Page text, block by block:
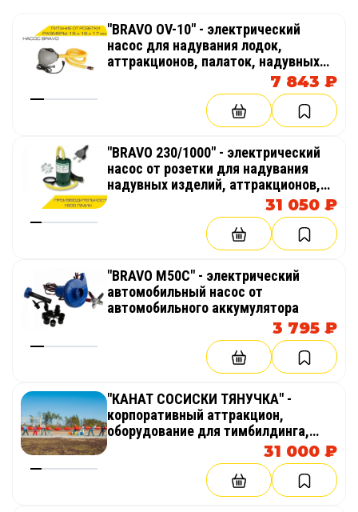
"BRAVO OV-10" - электрический
насос для надувания лодок,
аттракционов, палаток, надувных
7 843 ₽
"BRAVO 230/1000" - электрический
насос от розетки для надувания
надувных изделий, аттракционов,
31 050 ₽
"BRAVO M50C" - электрический
автомобильный насос от
автомобильного аккумулятора
3 795 ₽
"КАНАТ СОСИСКИ ТЯНУЧКА" -
корпоративный аттракцион,
оборудование для тимбилдинга,
соревнований, веселых стартов,
31 000 ₽